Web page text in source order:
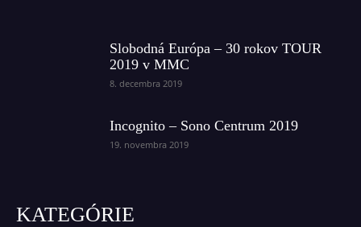
Slobodná Európa – 30 rokov TOUR
2019 v MMC
8. decembra 2019
Incognito – Sono Centrum 2019
19. novembra 2019
KATEGÓRIE